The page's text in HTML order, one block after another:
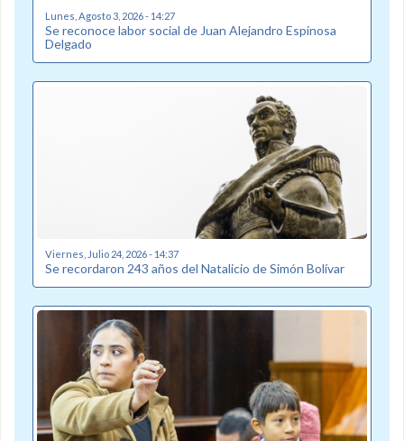
Lunes, Agosto 3, 2026 - 14:27
Se reconoce labor social de Juan Alejandro Espinosa
Delgado
Viernes, Julio 24, 2026 - 14:37
Se recordaron 243 años del Natalicio de Simón Bolívar